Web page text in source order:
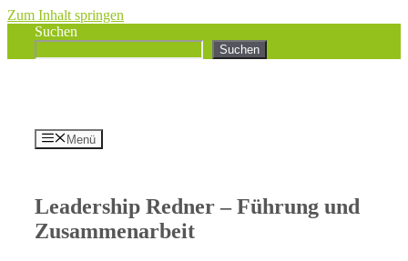
Zum Inhalt springen
Suchen
Suchen
Menü
Leadership Redner – Führung und
Zusammenarbeit